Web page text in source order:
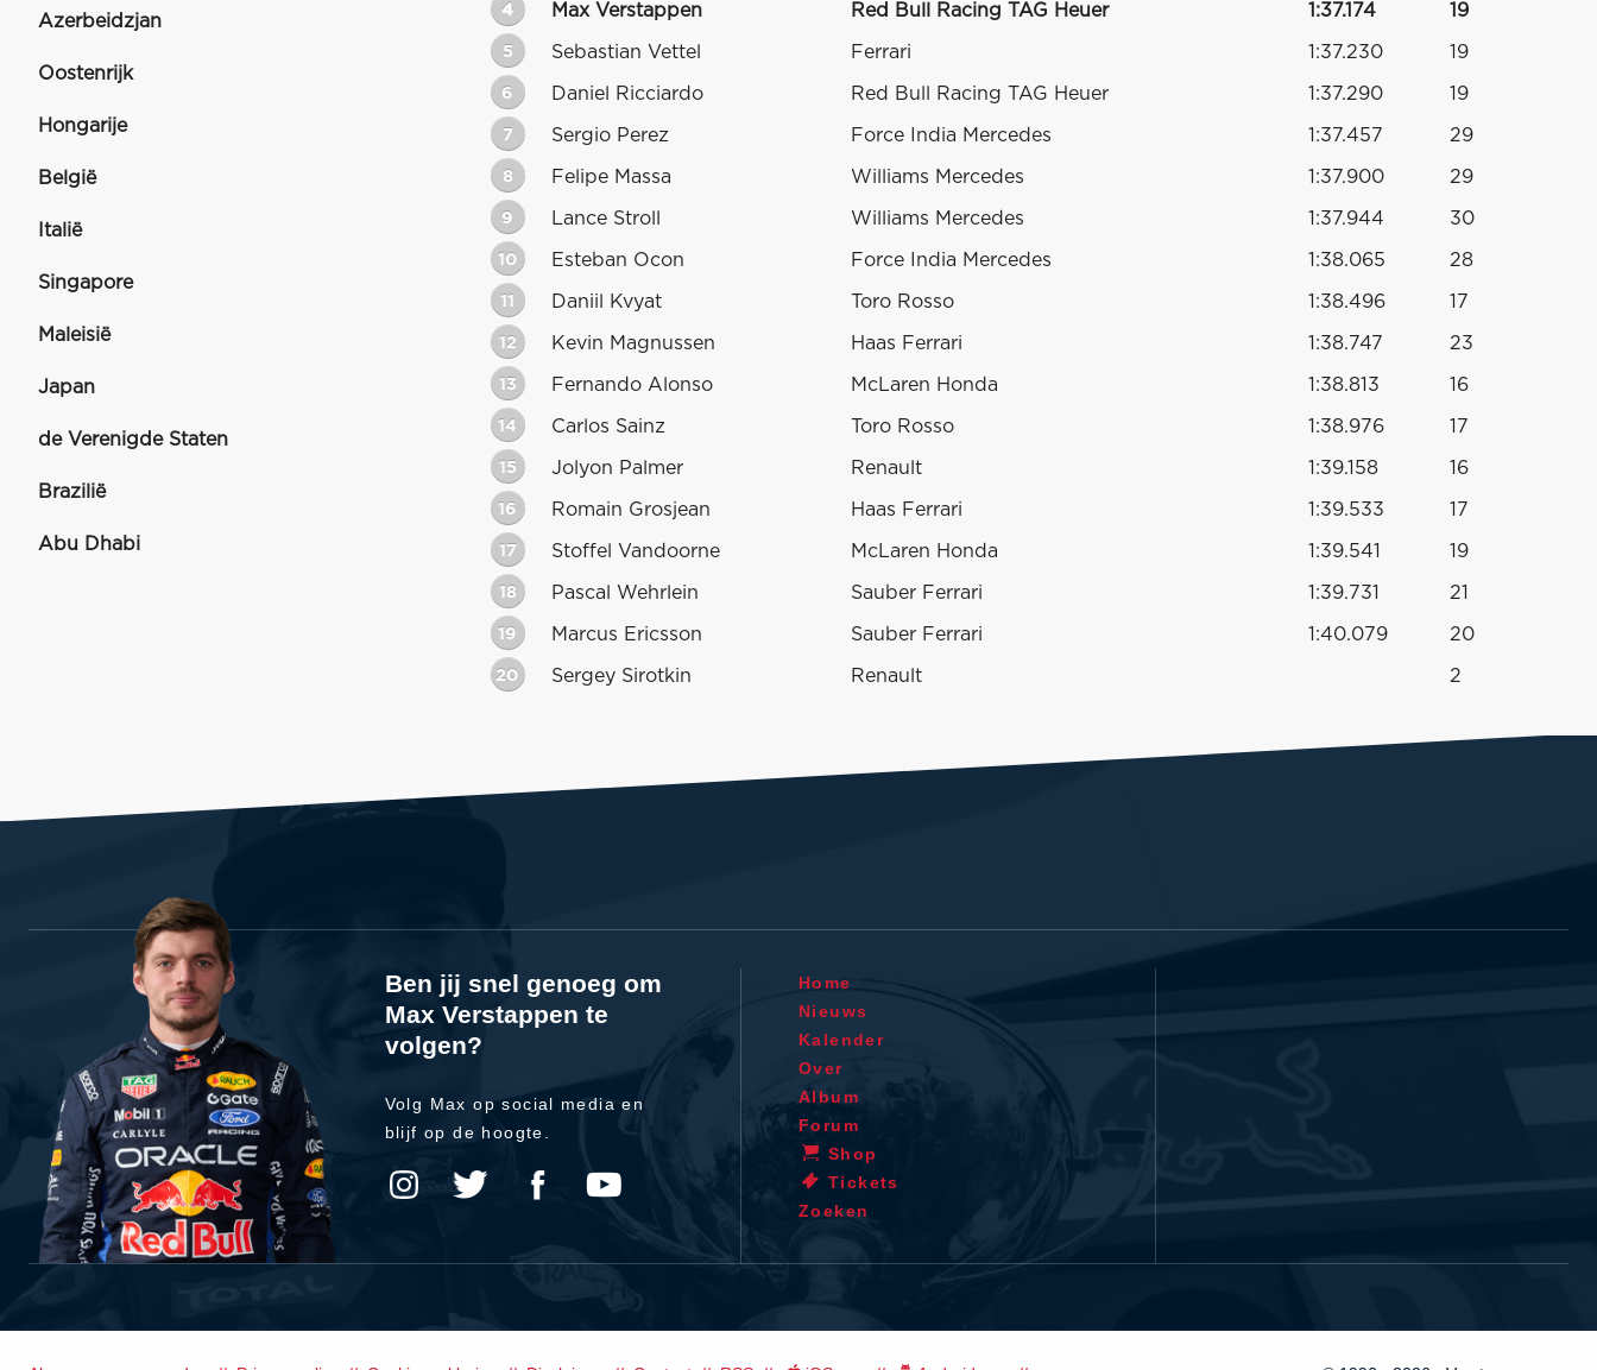
Azerbeidzjan
Oostenrijk
Hongarije
België
Italië
Singapore
Maleisië
Japan
de Verenigde Staten
Brazilië
Abu Dhabi
4 Max Verstappen Red Bull Racing TAG Heuer 1:37.174 19
5 Sebastian Vettel Ferrari 1:37.230 19
6 Daniel Ricciardo Red Bull Racing TAG Heuer 1:37.290 19
7 Sergio Perez Force India Mercedes 1:37.457 29
8 Felipe Massa Williams Mercedes 1:37.900 29
9 Lance Stroll Williams Mercedes 1:37.944 30
10 Esteban Ocon Force India Mercedes 1:38.065 28
11 Daniil Kvyat Toro Rosso 1:38.496 17
12 Kevin Magnussen Haas Ferrari 1:38.747 23
13 Fernando Alonso McLaren Honda 1:38.813 16
14 Carlos Sainz Toro Rosso 1:38.976 17
15 Jolyon Palmer Renault 1:39.158 16
16 Romain Grosjean Haas Ferrari 1:39.533 17
17 Stoffel Vandoorne McLaren Honda 1:39.541 19
18 Pascal Wehrlein Sauber Ferrari 1:39.731 21
19 Marcus Ericsson Sauber Ferrari 1:40.079 20
20 Sergey Sirotkin Renault 2
Ben jij snel genoeg om
Max Verstappen te
volgen?
Volg Max op social media en
blijf op de hoogte.
Home
Nieuws
Kalender
Over
Album
Forum
Shop
Tickets
Zoeken